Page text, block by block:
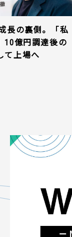
長の裏側。「私
10億円調達後の
て上場へ